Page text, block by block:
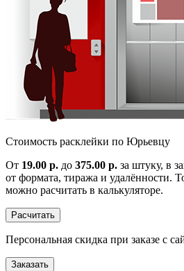
Cтоимость расклейки по Юрьевцу
От 19.00 р. до 375.00 р. за штуку, в
от формата, тиража и удалённости.
можно расчитать в калькуляторе.
Расчитать
Персональная скидка при заказе с
Заказать